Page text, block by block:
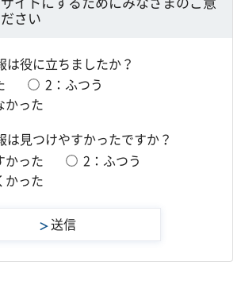
さい
は役に立ちましたか？
2：ふつう
かった
は見つけやすかったですか？
かった
2：ふつう
かった